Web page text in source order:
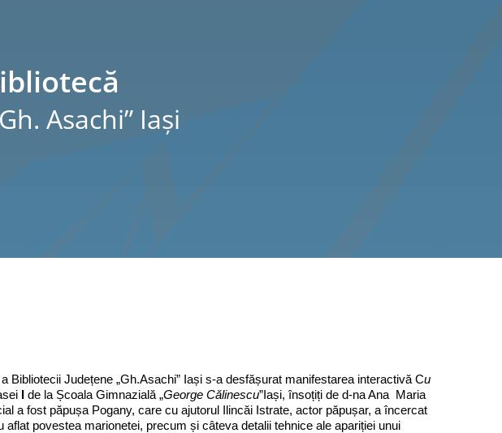
Asachi” Iaşi
Bibliotecii Județene „Gh.Asachi” Iași s-a desfășurat manifestarea interactivă Cu
Ide la Școala Gimnazială „George Călinescu”Iași, însoțiți de d-na Ana Maria
a fost păpușa Pogany, care cu ajutorul Ilincăi Istrate, actor păpușar, a încercat
povestea marionetei, precum și câteva detalii tehnice ale apariției unui